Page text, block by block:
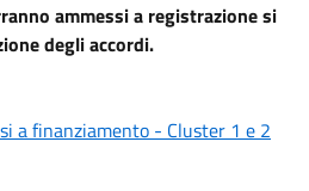
ammessi a registrazione si
degli accordi.
a finanziamento - Cluster 1 e 2